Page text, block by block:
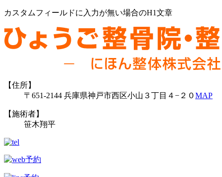
カスタムフィールドに入力が無い場合のH1文章
【住所】
〒651-2144 兵庫県神戸市西区小山３丁目４−２０MAP
【施術者】
笹木翔平